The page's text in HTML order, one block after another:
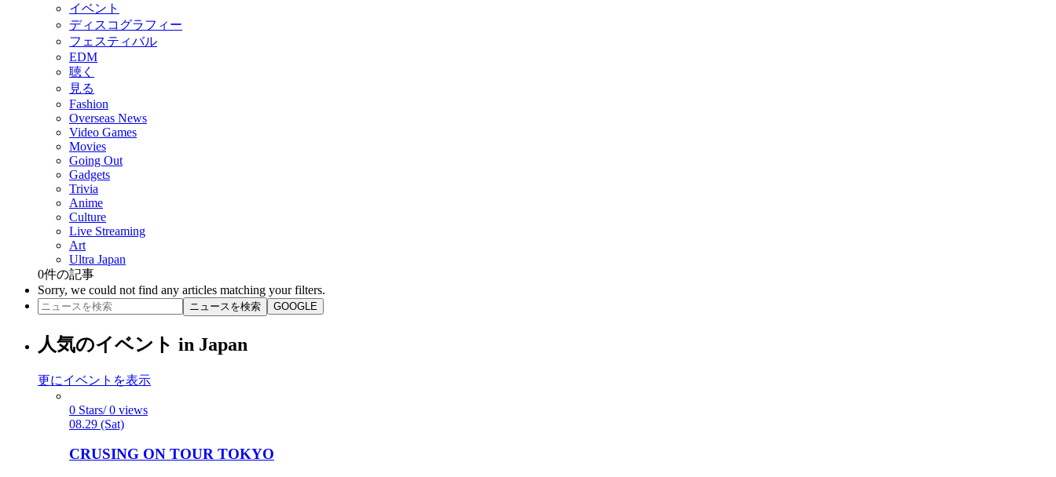
イベント
ディスコグラフィー
フェスティバル
EDM
聴く
見る
Fashion
Overseas News
Video Games
Movies
Going Out
Gadgets
Trivia
Anime
Culture
Live Streaming
Art
Ultra Japan
0件の記事
Sorry, we could not find any articles matching your filters.
ニュースを検索 GOOGLE
人気のイベント in Japan
更にイベントを表示
0 Stars/ 0 views
08.29 (Sat)
CRUSING ON TOUR TOKYO